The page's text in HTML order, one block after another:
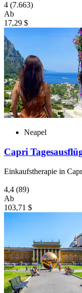
4 (7.663)
Ab
17,29 $
Neapel
Capri
Einkaufstherapie in
4,4 (89)
Ab
103,71 $